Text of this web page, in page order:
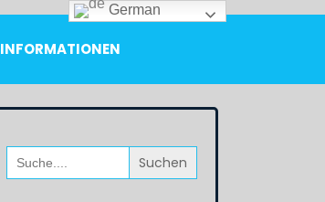
INFORMATIONEN
Search
for:
German